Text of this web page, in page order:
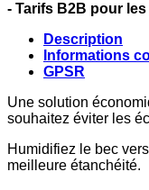
- Tarifs B2B pour
Description
Informations
GPSR
Une solution
souhaitez éviter les
Humidifiez le bec
meilleure étanchéité.